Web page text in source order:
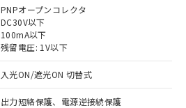
PNPオープンコレクタ
DC30V以下
100mA以下
残留電圧: 1V以下
入光ON/遮光ON 切替式
出力短絡保護、電源逆接続保護